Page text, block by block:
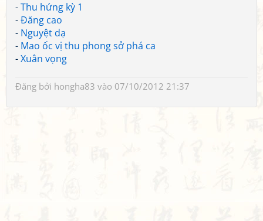
-Thu hứng kỳ 1
-Đăng cao
- Nguyệt dạ
- Mao ốc vị thu phong sở phá ca
-Xuân vọng
Đăng bởi hongha83 vào 07/10/2012 21:37